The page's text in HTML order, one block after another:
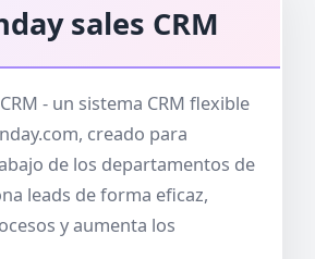
sales CRM
- un sistema CRM flexible
creado para
de los departamentos de
leads de forma eficaz,
y aumenta los